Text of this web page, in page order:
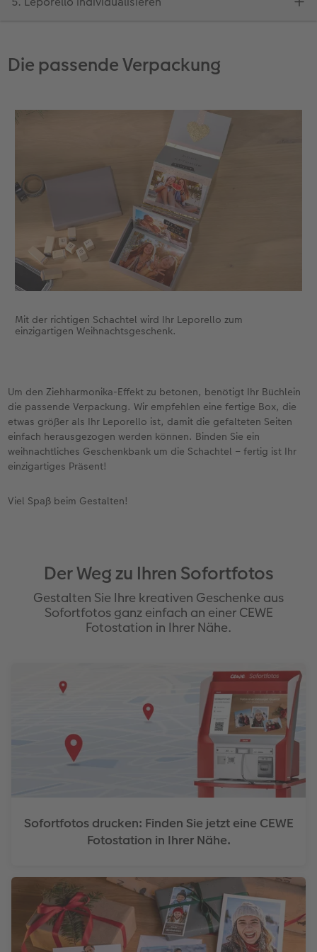
Die passende Verpackung
Mit der richtigen Schachtel wird Ihr Leporello zum
einzigartigen Weihnachtsgeschenk.
Um den Ziehharmonika-Effekt zu betonen, benötigt Ihr Büchlein
die passende Verpackung. Wir empfehlen eine fertige Box, die
etwas größer als Ihr Leporello ist, damit die gefalteten Seiten
einfach herausgezogen werden können. Binden Sie ein
weihnachtliches Geschenkbank um die Schachtel – fertig ist Ihr
einzigartiges Präsent!
Viel Spaß beim Gestalten!
Der Weg zu Ihren Sofortfotos
Gestalten Sie Ihre kreativen Geschenke aus
Sofortfotos ganz einfach an einer CEWE
Fotostation in Ihrer Nähe.
Sofortfotos drucken: Finden Sie jetzt eine CEWE
Fotostation in Ihrer Nähe.